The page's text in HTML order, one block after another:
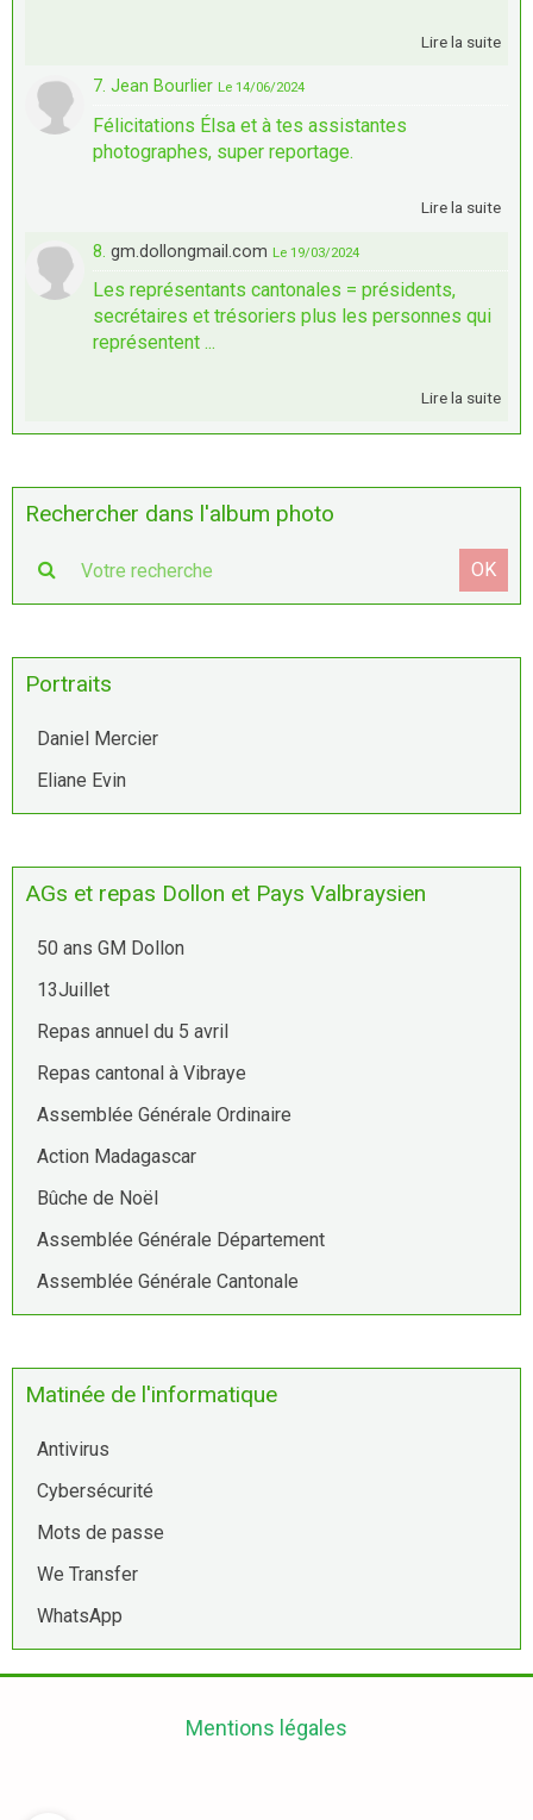
Lire la suite
7. Jean Bourlier Le 14/06/2024
Félicitations Élsa et à tes assistantes
photographes, super reportage.
Lire la suite
8. gm.dollongmail.com Le 19/03/2024
Les représentants cantonales = présidents,
secrétaires et trésoriers plus les personnes qui
représentent ...
Lire la suite
Rechercher dans l'album photo
OK
Portraits
Daniel Mercier
Eliane Evin
AGs et repas Dollon et Pays Valbraysien
50 ans GM Dollon
13Juillet
Repas annuel du 5 avril
Repas cantonal à Vibraye
Assemblée Générale Ordinaire
Action Madagascar
Bûche de Noël
Assemblée Générale Département
Assemblée Générale Cantonale
Matinée de l'informatique
Antivirus
Cybersécurité
Mots de passe
We Transfer
WhatsApp
Mentions légales